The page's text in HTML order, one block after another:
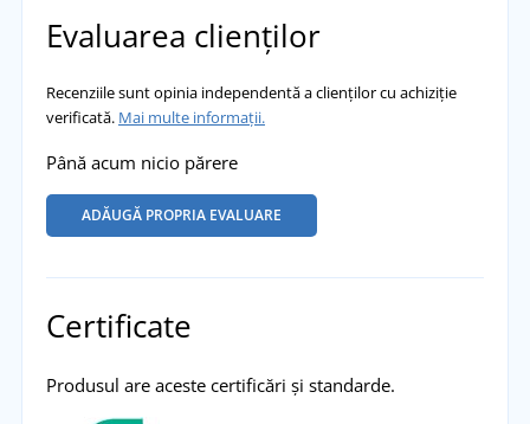
Evaluarea clienților
Recenziile sunt opinia independentă a clienților cu achiziție
verificată. Mai multe informații.
Până acum nicio părere
ADĂUGĂ PROPRIA EVALUARE
Certificate
Produsul are aceste certificări și standarde.